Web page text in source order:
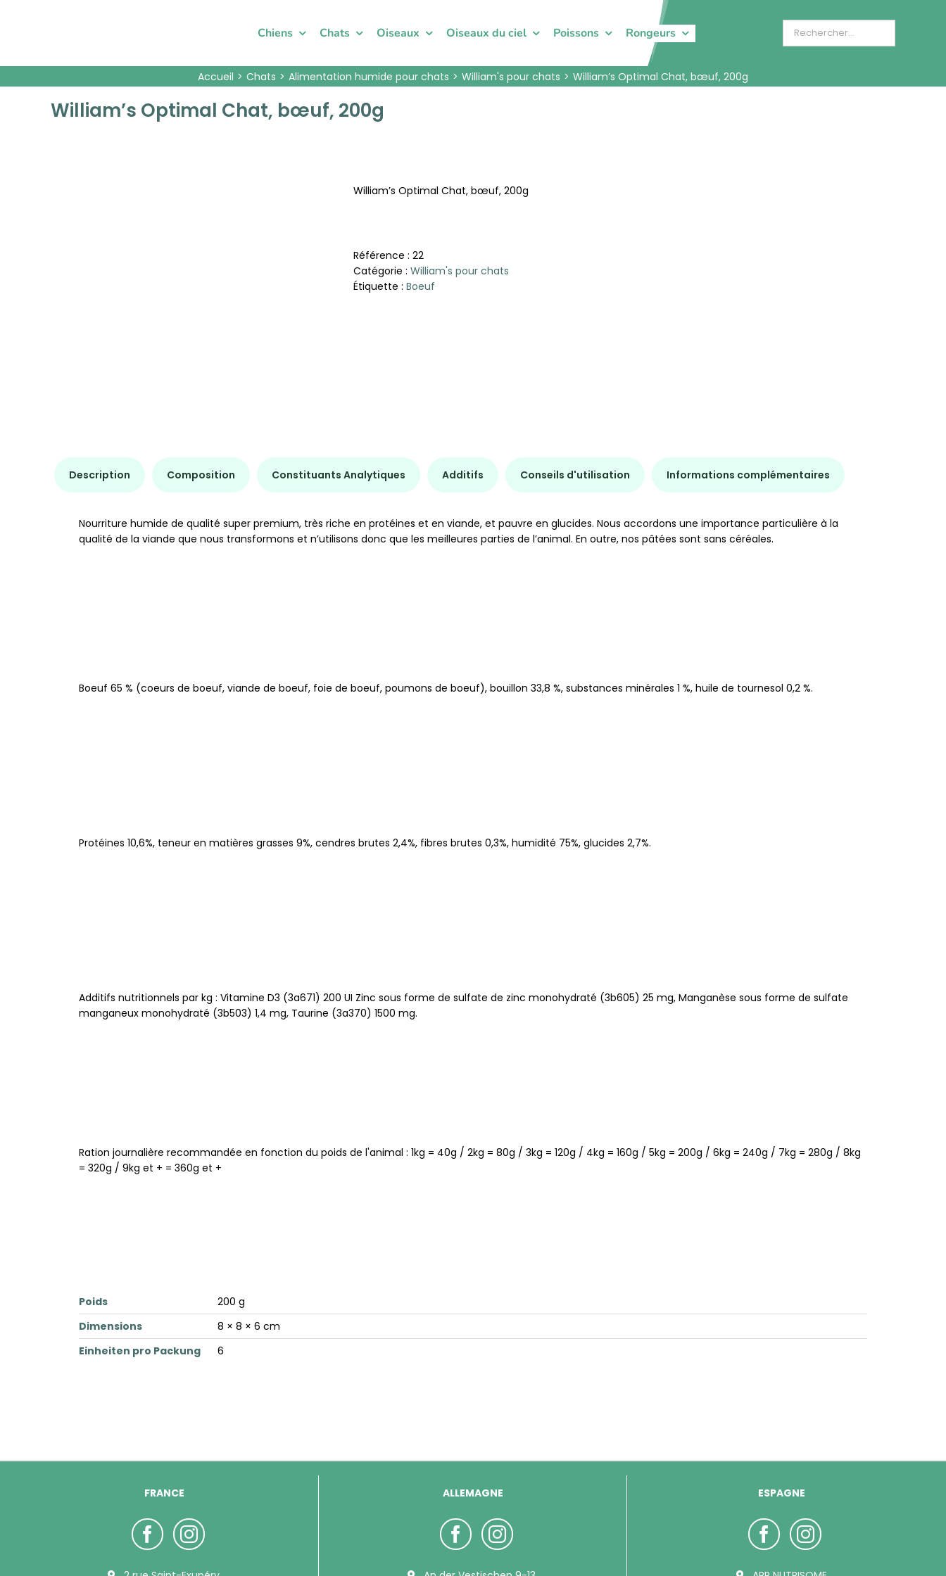
Chiens Chats Oiseaux Oiseaux du ciel Poissons Rongeurs
Accueil Chats Alimentation humide pour chats William's pour chats William’s Optimal Chat, bœuf, 200g
William’s Optimal Chat, bœuf, 200g
William’s Optimal Chat, bœuf, 200g
Référence : 22
Catégorie : William's pour chats
Étiquette : Boeuf
Description Composition Constituants Analytiques Additifs Conseils d'utilisation Informations complémentaires
Nourriture humide de qualité super premium, très riche en protéines et en viande, et pauvre en glucides. Nous accordons une importance particulière à la
qualité de la viande que nous transformons et n’utilisons donc que les meilleures parties de l’animal. En outre, nos pâtées sont sans céréales.
Boeuf 65 % (coeurs de boeuf, viande de boeuf, foie de boeuf, poumons de boeuf), bouillon 33,8 %, substances minérales 1 %, huile de tournesol 0,2 %.
Protéines 10,6%, teneur en matières grasses 9%, cendres brutes 2,4%, fibres brutes 0,3%, humidité 75%, glucides 2,7%.
Additifs nutritionnels par kg : Vitamine D3 (3a671) 200 UI Zinc sous forme de sulfate de zinc monohydraté (3b605) 25 mg, Manganèse sous forme de sulfate
manganeux monohydraté (3b503) 1,4 mg, Taurine (3a370) 1500 mg.
Ration journalière recommandée en fonction du poids de l'animal : 1kg = 40g / 2kg = 80g / 3kg = 120g / 4kg = 160g / 5kg = 200g / 6kg = 240g / 7kg = 280g / 8kg
= 320g / 9kg et + = 360g et +
Poids
200 g
Dimensions
8 × 8 × 6 cm
Einheiten pro Packung
6
FRANCE ALLEMAGNE ESPAGNE